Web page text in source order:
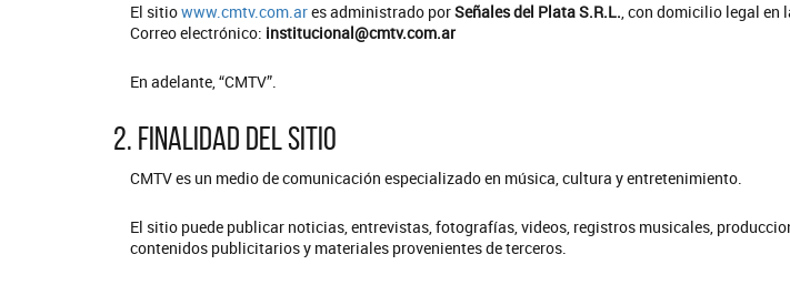
El sitiowww.cmtv.com.ares administrado porSeñales del Plata S.R.L., con domicilio legal en
Correo electrónico: institucional@cmtv.com.ar
En adelante, “CMTV”.
2. Finalidad del sitio
CMTV es un medio de comunicación especializado en música, cultura y entretenimiento.
El sitio puede publicar noticias, entrevistas, fotografías, videos, registros musicales,
contenidos publicitarios y materiales provenientes de terceros.